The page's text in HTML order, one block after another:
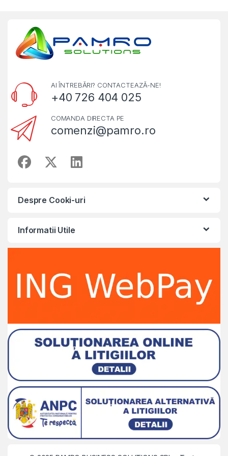
AI ÎNTREBĂRI? CONTACTEAZĂ-NE!
+40 726 404 025
COMANDA DIRECTA PE
comenzi@pamro.ro
Despre Cooki-uri
Informatii Utile